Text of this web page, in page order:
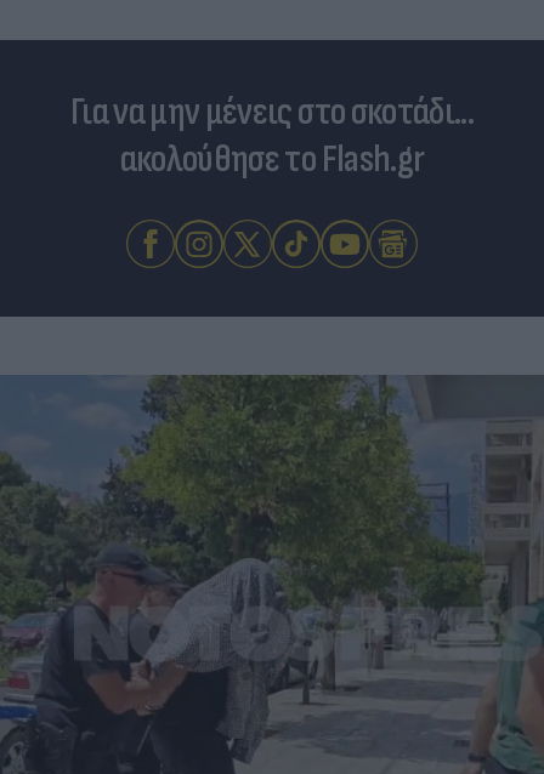
Για να μην μένεις στο σκοτάδι...
ακολούθησε το Flash.gr